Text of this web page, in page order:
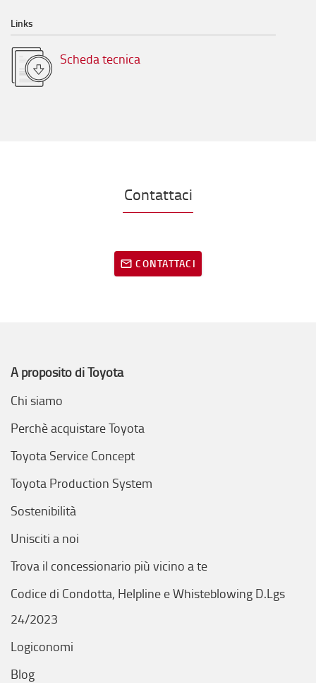
Links
Scheda tecnica
Contattaci
CONTATTACI
A proposito di Toyota
Chi siamo
Perchè acquistare Toyota
Toyota Service Concept
Toyota Production System
Sostenibilità
Unisciti a noi
Trova il concessionario più vicino a te
Codice di Condotta, Helpline e Whisteblowing D.Lgs
24/2023
Logiconomi
Blog